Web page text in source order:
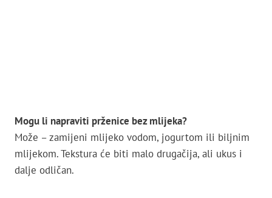
Mogu li napraviti prženice bez mlijeka?
Može – zamijeni mlijeko vodom, jogurtom ili biljnim
mlijekom. Tekstura će biti malo drugačija, ali ukus i
dalje odličan.